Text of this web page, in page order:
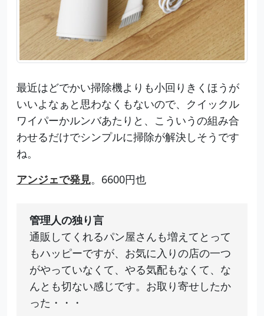
最近はどでかい掃除機よりも小回りきくほうが
いいよなぁと思わなくもないので、クイックル
ワイパーかルンバあたりと、こういうの組み合
わせるだけでシンプルに掃除が解決しそうです
ね。
アンジェで発見。6600円也
管理人の独り言
通販してくれるパン屋さんも増えてとって
もハッピーですが、お気に入りの店の一つ
がやっていなくて、やる気配もなくて、な
んとも切ない感じです。お取り寄せしたか
った・・・